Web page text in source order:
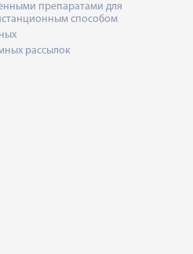
препаратами для
способом
рассылок